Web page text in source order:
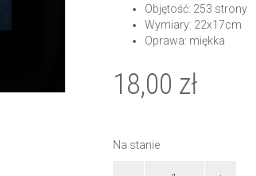
Objętość: 253 strony
Wymiary: 22x17cm
Oprawa: miękka
18,00 zł
Na stanie